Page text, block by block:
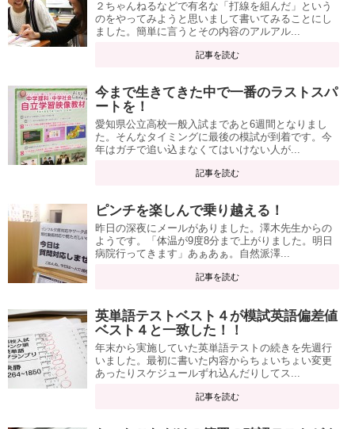
２ちゃんねるなどで有名な「打線を組んだ」という
のをやってみようと思いまして書いてみることにし
ました。簡単に言うとその内容のアルアル...
記事を読む
今まで生きてきた中で一番のラストスパ
ートを！
愛知県公立高校一般入試まであと6週間となりまし
た。そんなタイミングに最後の模試が到着です。今
年はガチで追い込まなくてはいけない人が...
記事を読む
ピンチを楽しんで乗り越える！
昨日の深夜にメールがありました。澤木先生からの
ようです。「体温が9度8分まで上がりました。明日
病院行ってきます」あぁあぁ。自然派澤...
記事を読む
英単語テストベスト４が模試英語偏差値
ベスト４と一致した！！
年末から実施していた英単語テストの続きを先週行
いました。最初に書いた内容からちょいちょい変更
あったりスケジュールずれ込んだりしてス...
記事を読む